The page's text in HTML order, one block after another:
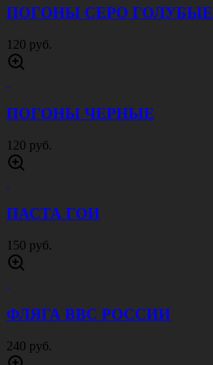
ПОГОНЫ СЕРО ГОЛУБЫЕ
120 руб.
ПОГОНЫ ЧЕРНЫЕ
120 руб.
ПАСТА ГОИ
150 руб.
ФЛЯГА ВВС РОССИИ
240 руб.